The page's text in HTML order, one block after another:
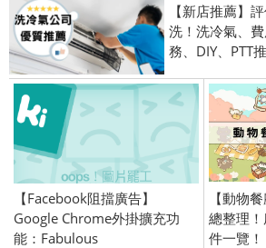
【新店推薦】
洗！洗冷氣、
務、DIY、PTT
【Facebook阻擋廣告】
Google Chrome外掛擴充功
能：Fabulous
【動物
總整理
件一覽！